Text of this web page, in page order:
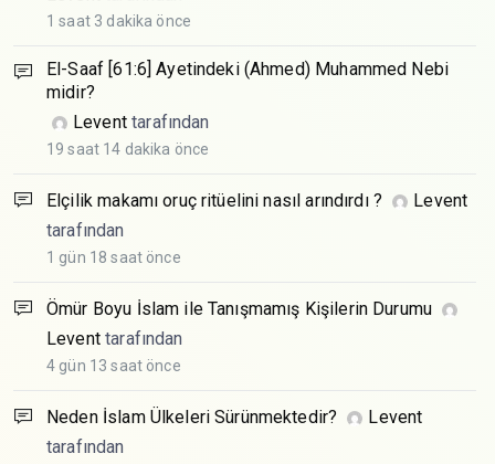
1 saat 3 dakika önce
El-Saaf [61:6] Ayetindeki (Ahmed) Muhammed Nebi
midir?
Leventtarafından
19 saat 14 dakika önce
Elçilik makamı oruç ritüelini nasıl arındırdı ?
Levent
tarafından
1 gün 18 saat önce
Ömür Boyu İslam ile Tanışmamış Kişilerin Durumu
Leventtarafından
4 gün 13 saat önce
Neden İslam Ülkeleri Sürünmektedir?
Levent
tarafından